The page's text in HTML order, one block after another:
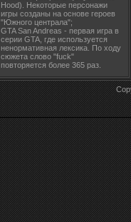
Hood). Некоторые персонажи
игры созданы на основе героев
"Южного централа";
GTA San Andreas - первая игра в
серии GTA, где используется
ненормативная лексика. По ходу
сюжета слово "fuck"
повторяется более 365 раз.